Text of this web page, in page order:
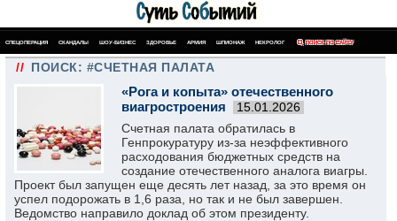
СПЕЦОПЕРАЦИЯ СКАНДАЛЫ ШОУ-БИЗНЕС ЗДОРОВЬЕ АРМИЯ ШПИОНАЖ НЕКРОЛОГ ПОИСК ПО САЙТУ
// ПОИСК: #СЧЕТНАЯ ПАЛАТА
«Рога и копыта» отечественного
виагростроения
15.01.2026
Счетная палата обратилась в
Генпрокуратуру из-за неэффективного
расходования бюджетных средств на
создание отечественного аналога виагры.
Проект был запущен еще десять лет назад, за это время он
успел подорожать в 1,6 раза, но так и не был завершен.
Ведомство направило доклад об этом президенту.